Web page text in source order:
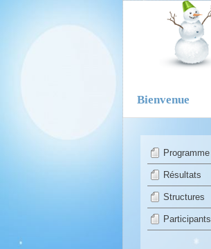
Bienvenue
Programme
Résultats
Structures
Participants